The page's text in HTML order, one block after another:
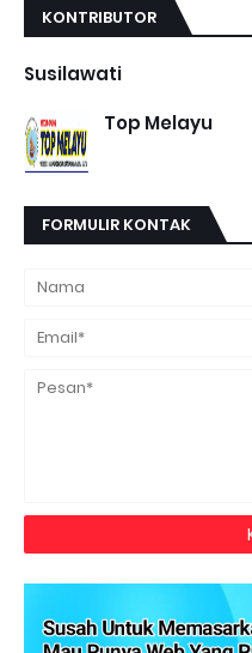
KONTRIBUTOR
Susilawati
Top Melayu
FORMULIR KONTAK